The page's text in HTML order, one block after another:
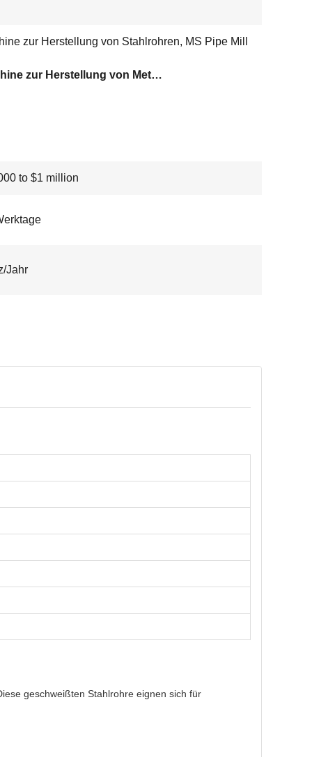
zur Herstellung von Stahlrohren, MS Pipe Mill
Maschine zur Herstellung von Metallrohren
to $1 million
Jahr
geschweißten Stahlrohre eignen sich für